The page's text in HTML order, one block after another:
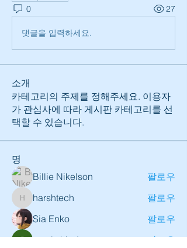
0 27
댓글을 입력하세요.
소개
카테고리의 주제를 정해주세요. 이용자
가 관심사에 따라 게시판 카테고리를 선
택할 수 있습니다.
명
Billie Nikelson 팔로우
harshtech
harshtech
팔로우
Sia Enko
팔로우
amol shinde
팔로우